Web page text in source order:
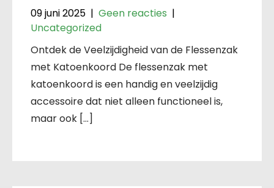
09 juni 2025 | Geen reacties |
Uncategorized
Ontdek de Veelzijdigheid van de Flessenzak
met Katoenkoord De flessenzak met
katoenkoord is een handig en veelzijdig
accessoire dat niet alleen functioneel is,
maar ook […]